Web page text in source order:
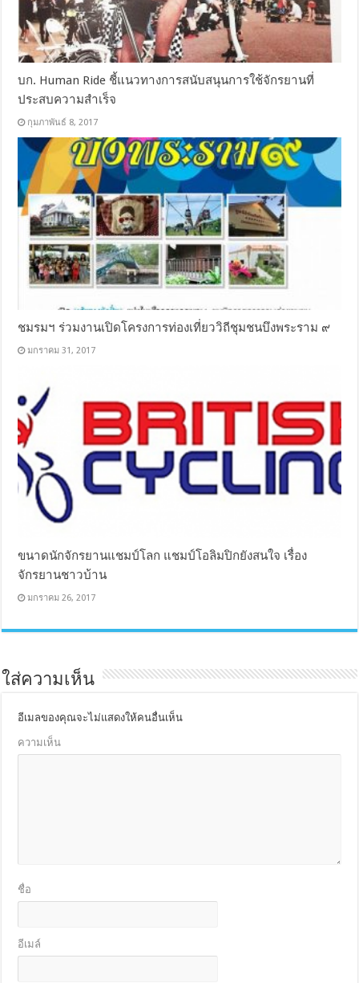
บก. Human Ride ชี้แนวทางการสนับสนุนการใช้จักรยานที่
ประสบความสำเร็จ
กุมภาพันธ์ 8, 2017
ชมรมฯ ร่วมงานเปิดโครงการท่องเที่ยววิถีชุมชนบึงพระราม ๙
มกราคม 31, 2017
ขนาดนักจักรยานแชมป์โลก แชมป์โอลิมปิกยังสนใจ เรื่อง
จักรยานชาวบ้าน
มกราคม 26, 2017
ใส่ความเห็น
อีเมลของคุณจะไม่แสดงให้คนอื่นเห็น
ความเห็น
ชื่อ
อีเมล์